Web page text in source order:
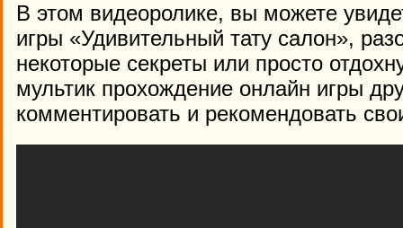
В этом видеоролике, вы можете
игры «Удивительный тату салон»,
некоторые секреты или просто
мультик прохождение онлайн игры
комментировать и рекомендовать